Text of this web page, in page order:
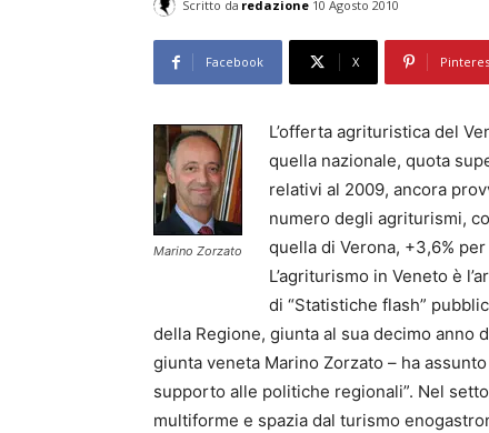
Scritto da redazione 10 Agosto 2010
Facebook X
Marino Zorzato
L’offerta agrituristica del
quella nazionale, quota
relativi al 2009, ancora
numero degli agriturismi,
quella di Verona, +3,6%
L’agriturismo in Veneto è
di “Statistiche flash”
della Regione, giunta al sua decimo anno
giunta veneta Marino Zorzato – ha
supporto alle politiche regionali”. Nel
multiforme e spazia dal turismo